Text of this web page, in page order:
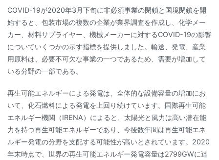
COVID-19が2020年3月下旬に非必須事業の閉鎖と国境閉鎖を開
始すると、包装市場の複数の企業が業界調査を作成し、化学メー
カー、材料サプライヤー、機械メーカーに対するCOVID-19の影響
についていくつかの示す指標を提供しました。輸送、発電、産業
用原料は、必要不可欠な事業の一つであるため、需要が増加して
いる分野の一部である。
再生可能エネルギーによる発電は、全体的な設備容量の増加にお
いて、化石燃料による発電を上回り続けています。国際再生可能
エネルギー機関（IRENA）によると、太陽光と風力は高い潜在能
力を持つ再生可能エネルギーであり、今後数年間は再生可能エネ
ルギー発電の分野を支配する可能性が高いとされています。2020
年末時点で、世界の再生可能エネルギー発電容量は2799GWに達